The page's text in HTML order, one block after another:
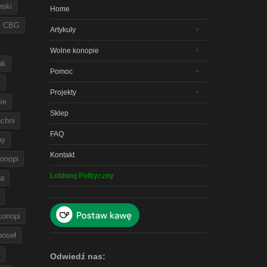
CBG
Home
Artykuły
Wolne konopie
Pomoc
Projekty
Sklep
FAQ
Kontakt
Lobbing Polityczny
Odwiedź nas: